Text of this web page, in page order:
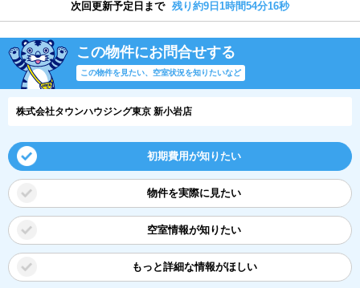
次回更新予定日まで 残り約9日1時間54分16秒
この物件にお問合せする
この物件を見たい、空室状況を知りたいなど
株式会社タウンハウジング東京 新小岩店
初期費用が知りたい
物件を実際に見たい
空室情報が知りたい
もっと詳細な情報がほしい